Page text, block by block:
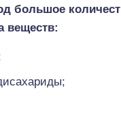
большое
веществ: